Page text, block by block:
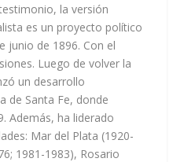
la versión
es un proyecto político
junio de 1896. Con el
Luego de volver la
un desarrollo
de Santa Fe, donde
Además, ha liderado
Mar del Plata (1920-
1981-1983), Rosario